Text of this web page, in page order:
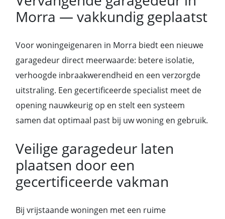
Morra — vakkundig geplaatst
Voor woningeigenaren in Morra biedt een nieuwe
garagedeur direct meerwaarde: betere isolatie,
verhoogde inbraakwerendheid en een verzorgde
uitstraling. Een gecertificeerde specialist meet de
opening nauwkeurig op en stelt een systeem
samen dat optimaal past bij uw woning en gebruik.
Veilige garagedeur laten
plaatsen door een
gecertificeerde vakman
Bij vrijstaande woningen met een ruime